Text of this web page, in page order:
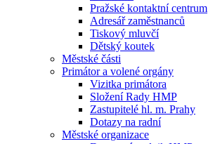
Pražské kontaktní centrum
Adresář zaměstnanců
Tiskový mluvčí
Dětský koutek
Městské části
Primátor a volené orgány
Vizitka primátora
Složení Rady HMP
Zastupitelé hl. m. Prahy
Dotazy na radní
Městské organizace